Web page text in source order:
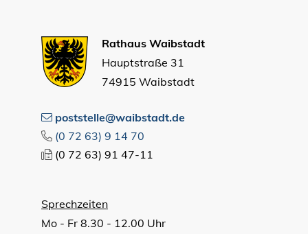
Rathaus Waibstadt
Hauptstraße 31
74915 Waibstadt
poststelle@waibstadt.de
(0 72 63) 9 14 70
(0 72 63) 91 47-11
Sprechzeiten
Mo - Fr 8.30 - 12.00 Uhr